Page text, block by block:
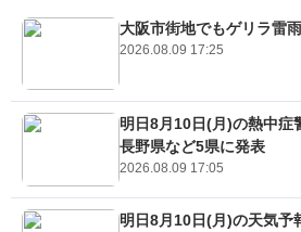
大阪市街地でもゲリラ雷
2026.08.09 17:25
明日8月10日(月)の熱中
長野県など5県に発表
2026.08.09 17:05
明日8月10日(月)の天気